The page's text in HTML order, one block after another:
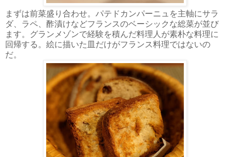
まずは前菜盛り合わせ。パテドカンパーニュを主軸にサラ
ダ、ラペ、酢漬けなどフランスのベーシックな総菜が並び
ます。グランメゾンで経験を積んだ料理人が素朴な料理に
回帰する。絵に描いた皿だけがフランス料理ではないの
だ。